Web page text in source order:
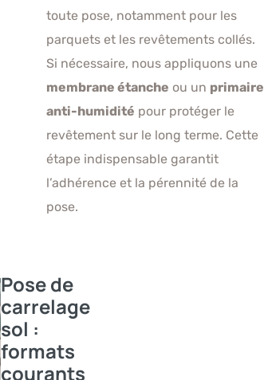
toute pose, notamment pour les
parquets et les revêtements collés.
Si nécessaire, nous appliquons une
membrane étanche ou un primaire
anti-humidité pour protéger le
revêtement sur le long terme. Cette
étape indispensable garantit
l’adhérence et la pérennité de la
pose.
Pose de
carrelage
sol :
formats
courants